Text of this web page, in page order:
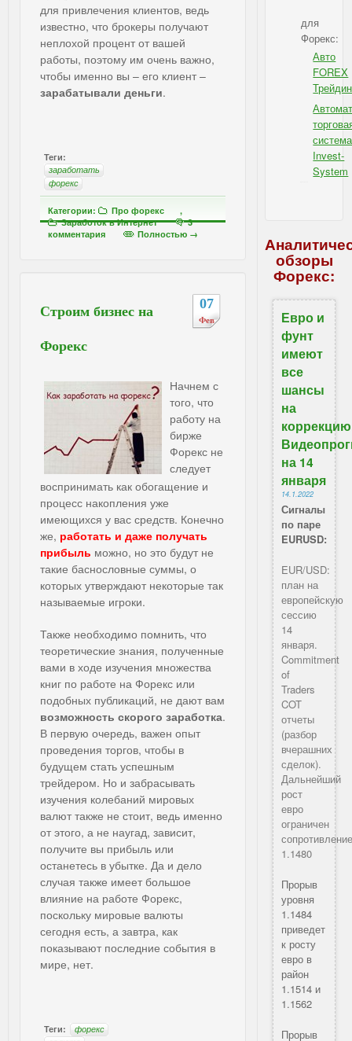
для привлечения клиентов, ведь
известно, что брокеры получают
неплохой процент от вашей
работы, поэтому им очень важно,
чтобы именно вы – его клиент –
зарабатывали деньги.
Теги:
заработать
форекс
Категории: Про форекс
,
Заработок в Интернет
3
комментария
Полностью →
07
Фев
Строим бизнес на
Форекс
Начнем с
того, что
работу на
бирже
Форекс не
следует
воспринимать как обогащение и
процесс накопления уже
имеющихся у вас средств. Конечно
же, работать и даже получать
прибыль можно, но это будут не
такие баснословные суммы, о
которых утверждают некоторые так
называемые игроки.
Также необходимо помнить, что
теоретические знания, полученные
вами в ходе изучения множества
книг по работе на Форекс или
подобных публикаций, не дают вам
возможность скорого заработка.
В первую очередь, важен опыт
проведения торгов, чтобы в
будущем стать успешным
трейдером. Но и забрасывать
изучения колебаний мировых
валют также не стоит, ведь именно
от этого, а не наугад, зависит,
получите вы прибыль или
останетесь в убытке. Да и дело
случая также имеет большое
влияние на работе Форекс,
поскольку мировые валюты
сегодня есть, а завтра, как
показывают последние события в
мире, нет.
Теги:
форекс
для
Форекс:
Авто
FOREX
система
Invest-
System
обзоры
Форекс:
Евро и
фунт
имеют
все
шансы
на
на 14
января
14.1.2022
Сигналы
по паре
EURUSD:
EUR/USD:
план на
европейскую
сессию
14
января.
Commitment
of
Traders
COT
отчеты
(разбор
вчерашних
сделок).
Дальнейший
рост
евро
ограничен
1.1480
Прорыв
уровня
1.1484
приведет
к росту
евро в
район
1.1514 и
1.1562
Прорыв